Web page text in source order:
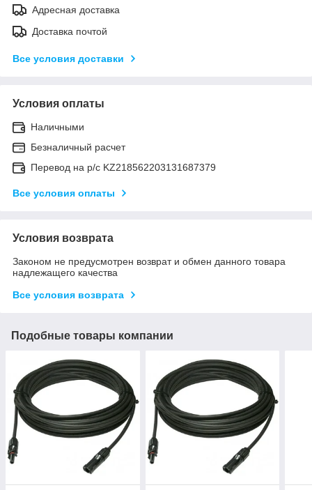
Адресная доставка
Доставка почтой
Все условия доставки
Условия оплаты
Наличными
Безналичный расчет
Перевод на р/с KZ218562203131687379
Все условия оплаты
Условия возврата
Законом не предусмотрен возврат и обмен данного товара
надлежащего качества
Все условия возврата
Подобные товары компании